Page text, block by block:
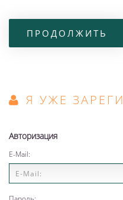
ПРОДОЛЖИТЬ
Я УЖЕ
Авторизация
E-Mail: